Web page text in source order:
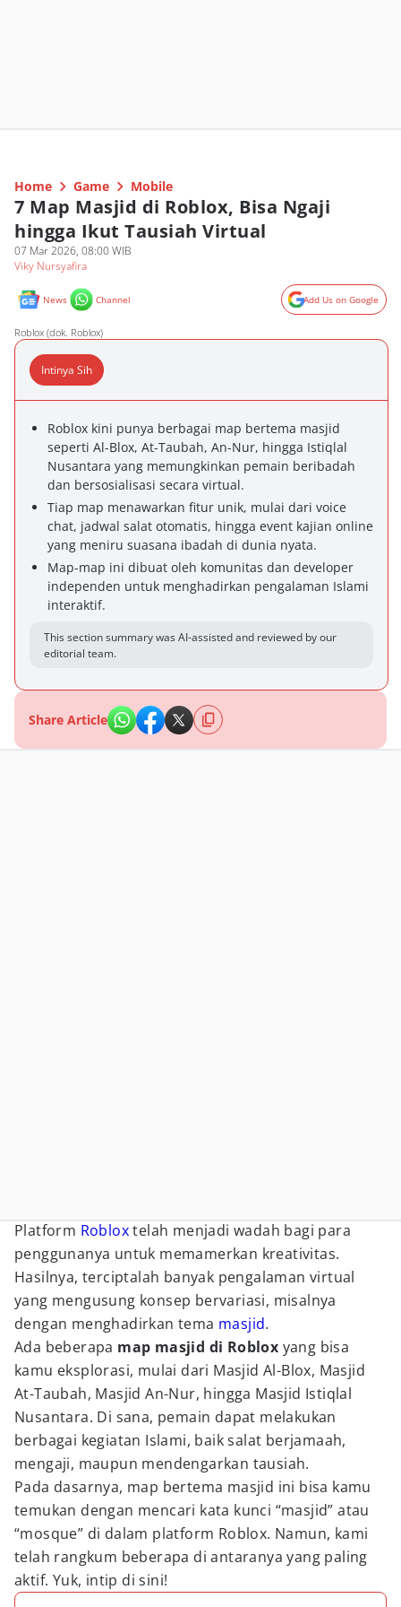
Home Game Mobile
7 Map Masjid di Roblox, Bisa Ngaji
hingga Ikut Tausiah Virtual
07 Mar 2026, 08:00 WIB
Viky Nursyafira
News Channel Add Us on Google
Roblox (dok. Roblox)
Intinya Sih
Roblox kini punya berbagai map bertema masjid
seperti Al-Blox, At-Taubah, An-Nur, hingga Istiqlal
Nusantara yang memungkinkan pemain beribadah
dan bersosialisasi secara virtual.
Tiap map menawarkan fitur unik, mulai dari voice
chat, jadwal salat otomatis, hingga event kajian online
yang meniru suasana ibadah di dunia nyata.
Map-map ini dibuat oleh komunitas dan developer
independen untuk menghadirkan pengalaman Islami
interaktif.
This section summary was AI-assisted and reviewed by our
editorial team.
Share Article
Platform Robloxtelah menjadi wadah bagi para
penggunanya untuk memamerkan kreativitas.
Hasilnya, terciptalah banyak pengalaman virtual
yang mengusung konsep bervariasi, misalnya
dengan menghadirkan tema masjid.
Ada beberapa map masjid di Roblox yang bisa
kamu eksplorasi, mulai dari Masjid Al-Blox, Masjid
At-Taubah, Masjid An-Nur, hingga Masjid Istiqlal
Nusantara. Di sana, pemain dapat melakukan
berbagai kegiatan Islami, baik salat berjamaah,
mengaji, maupun mendengarkan tausiah.
Pada dasarnya, map bertema masjid ini bisa kamu
temukan dengan mencari kata kunci “masjid” atau
“mosque” di dalam platform Roblox. Namun, kami
telah rangkum beberapa di antaranya yang paling
aktif. Yuk, intip di sini!